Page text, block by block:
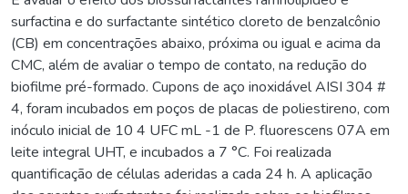
surfactina e do surfactante sintético cloreto de benzalcônio
(CB) em concentrações abaixo, próxima ou igual e acima da
CMC, além de avaliar o tempo de contato, na redução do
biofilme pré-formado. Cupons de aço inoxidável AISI 304 #
4, foram incubados em poços de placas de poliestireno, com
inóculo inicial de 10 4 UFC mL -1 de P. fluorescens 07A em
leite integral UHT, e incubados a 7 °C. Foi realizada
quantificação de células aderidas a cada 24 h. A aplicação